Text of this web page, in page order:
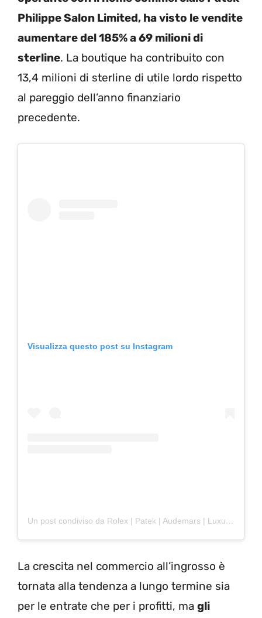
Philippe Salon Limited, ha visto le vendite
aumentare del 185% a 69 milioni di
sterline. La boutique ha contribuito con
13,4 milioni di sterline di utile lordo rispetto
al pareggio dell’anno finanziario
precedente.
Visualizza questo post su Instagram
Un post condiviso da Rolex | Patek | Audemars | Luxury | Watches | Media (@luxurywatchmedia)
La crescita nel commercio all’ingrosso è
tornata alla tendenza a lungo termine sia
per le entrate che per i profitti, ma gli